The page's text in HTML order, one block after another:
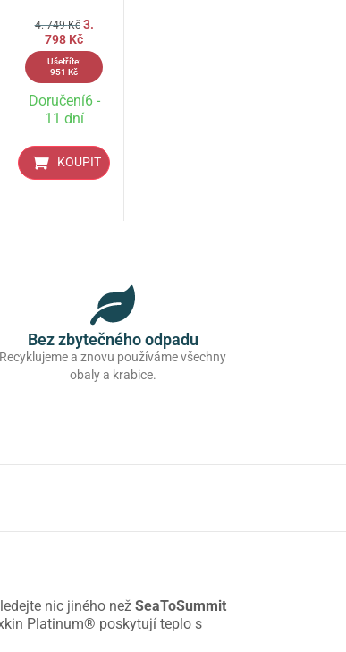
4. 749Kč 3.
798 Kč
Ušetříte:
951Kč
Doručení6 -
11 dní
KOUPIT
Bez zbytečného odpadu
Recyklujeme a znovu používáme všechny
obaly a krabice.
nic jiného než SeaToSummit
Platinum® poskytují teplo s